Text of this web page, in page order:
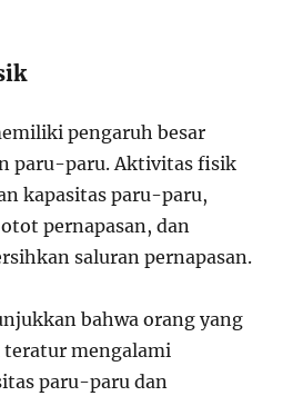
pengaruh besar
paru-paru. Aktivitas fisik
kapasitas paru-paru,
pernapasan, dan
saluran pernapasan.
bahwa orang yang
teratur mengalami
paru-paru dan